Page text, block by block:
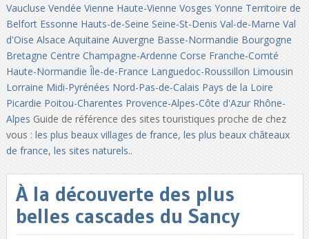
Vaucluse Vendée Vienne Haute-Vienne Vosges Yonne Territoire de
Belfort Essonne Hauts-de-Seine Seine-St-Denis Val-de-Marne Val
d'Oise Alsace Aquitaine Auvergne Basse-Normandie Bourgogne
Bretagne Centre Champagne-Ardenne Corse Franche-Comté
Haute-Normandie Île-de-France Languedoc-Roussillon Limousin
Lorraine Midi-Pyrénées Nord-Pas-de-Calais Pays de la Loire
Picardie Poitou-Charentes Provence-Alpes-Côte d'Azur Rhône-
Alpes Guide de référence des sites touristiques proche de chez
vous : les plus beaux villages de france, les plus beaux châteaux
de france, les sites naturels..
À la découverte des plus
belles cascades du Sancy